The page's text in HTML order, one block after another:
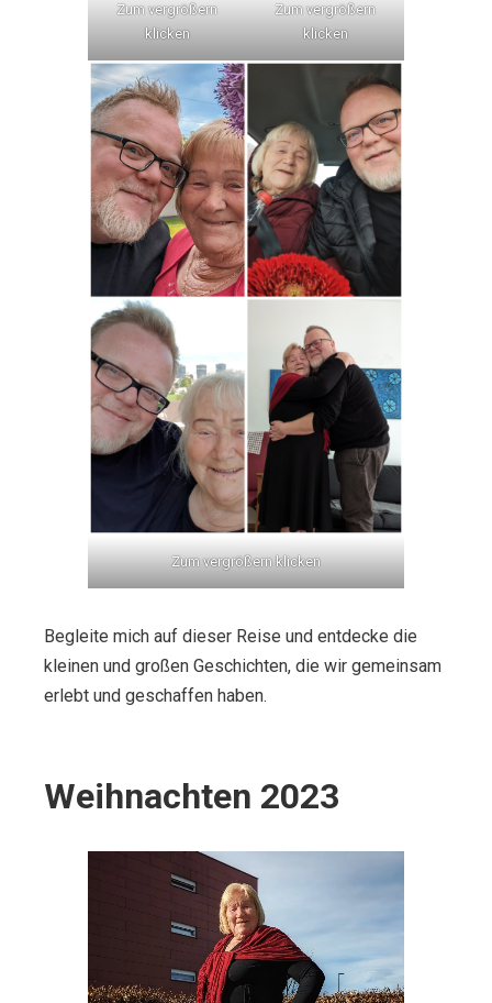
Zum vergrößern
klicken
Zum vergrößern
klicken
Zum vergrößern klicken
Begleite mich auf dieser Reise und entdecke die
kleinen und großen Geschichten, die wir gemeinsam
erlebt und geschaffen haben.
Weihnachten 2023